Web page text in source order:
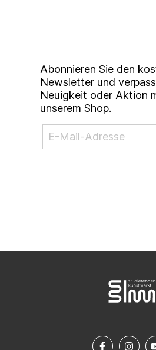
Abonnieren Sie den
Newsletter und
Neuigkeit oder Aktion
unserem Shop.